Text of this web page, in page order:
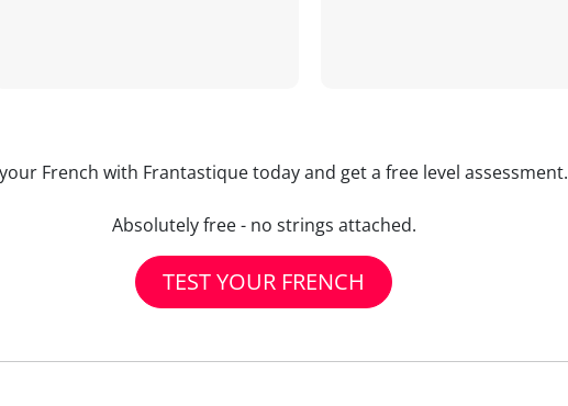
French with Frantastique today and get a free level assessment.
Absolutely free - no strings attached.
TEST YOUR FRENCH